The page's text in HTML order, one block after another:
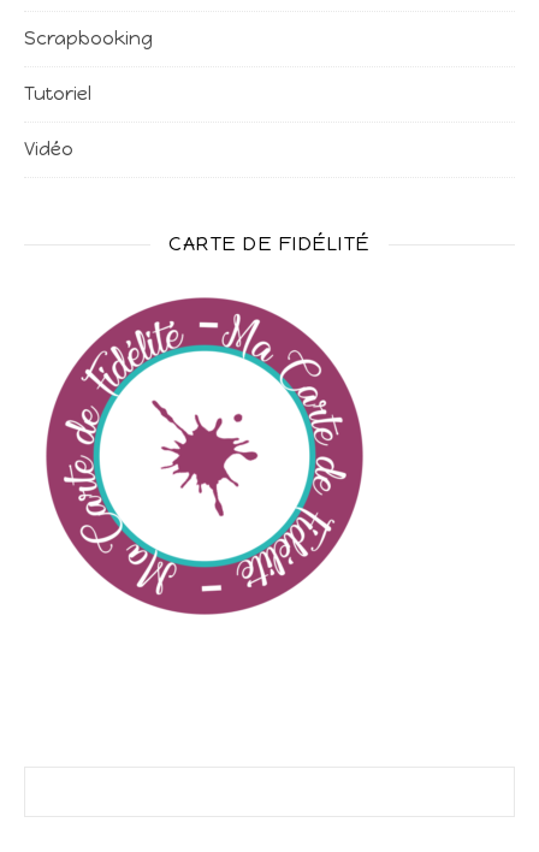
Scrapbooking
Tutoriel
Vidéo
CARTE DE FIDÉLITÉ